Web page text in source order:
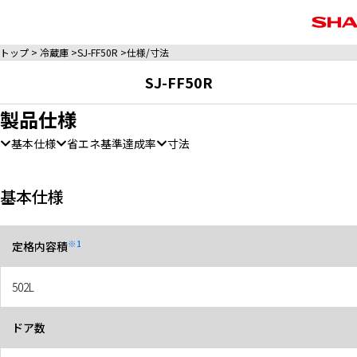
トップ 冷蔵庫 SJ-FF50R 仕様/寸法
SJ-FF50R
製品仕様
基本仕様 省エネ基準達成率 寸法
基本仕様
定格内容積※1
502L
ドア数